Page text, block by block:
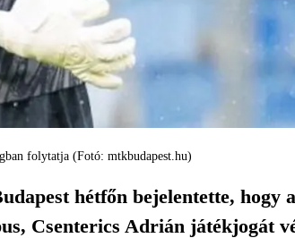
folytatja (Fotó: mtkbudapest.hu)
hétfőn bejelentette, hogy
Csenterics Adrián játékjogát